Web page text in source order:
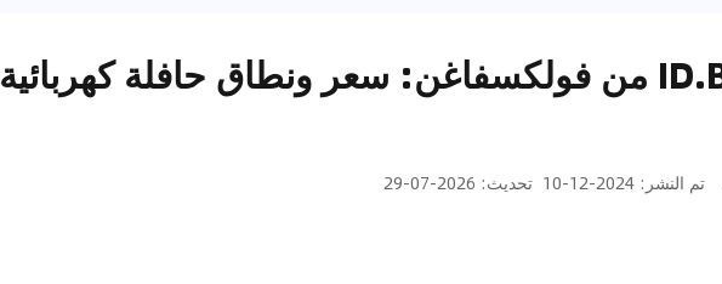
2025 ID.Buzz من فولكسفاغن: سعر ونطاق حافلة كهربائية
تم النشر :
2024-12-10 تحديث:
2026-07-29